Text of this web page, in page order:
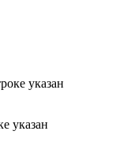
указан
указан